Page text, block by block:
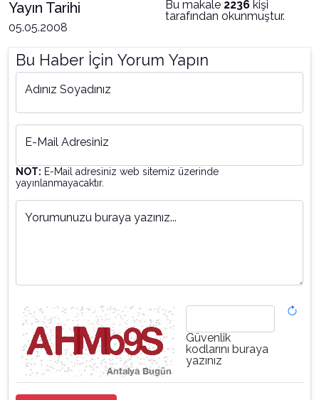
Yayın Tarihi
05.05.2008
Bu makale 2236 kişi
tarafından okunmuştur.
Bu Haber İçin Yorum Yapın
Adınız Soyadınız
E-Mail Adresiniz
NOT: E-Mail adresiniz web sitemiz üzerinde
yayınlanmayacaktır.
Yorumunuzu buraya yazınız...
Güvenlik
kodlarını buraya
yazınız